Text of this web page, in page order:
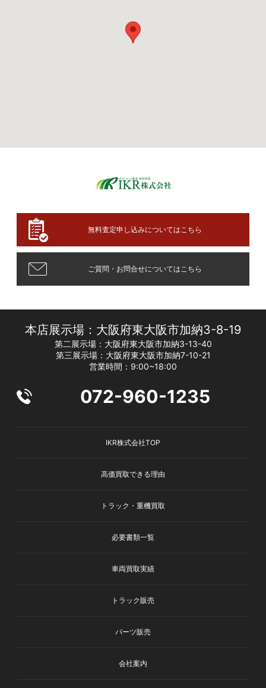
無料査定申し込みについてはこちら
ご質問・お問合せについてはこちら
本店展示場：大阪府東大阪市加納3-8-19
第二展示場：大阪府東大阪市加納3-13-40
第三展示場：大阪府東大阪市加納7-10-21
営業時間：9:00~18:00
072-960-1235
IKR株式会社TOP
高価買取できる理由
トラック・重機買取
必要書類一覧
車両買取実績
トラック販売
パーツ販売
会社案内